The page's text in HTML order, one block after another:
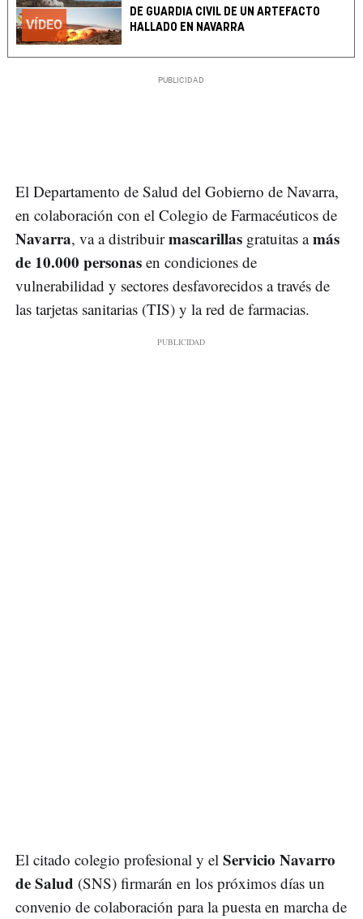
VÍDEO
DE GUARDIA CIVIL DE UN ARTEFACTO
HALLADO EN NAVARRA
El Departamento de Salud del Gobierno de Navarra,
en colaboración con el Colegio de Farmacéuticos de
Navarra, va a distribuirmascarillas gratuitas amás
de 10.000 personas en condiciones de
vulnerabilidad y sectores desfavorecidos a través de
las tarjetas sanitarias (TIS) y la red de farmacias.
El citado colegio profesional y el Servicio Navarro
de Salud (SNS) firmarán en los próximos días un
convenio de colaboración para la puesta en marcha de